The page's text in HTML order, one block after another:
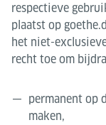
respectieve
plaatst op
het niet-
recht toe om
permanent op
maken,